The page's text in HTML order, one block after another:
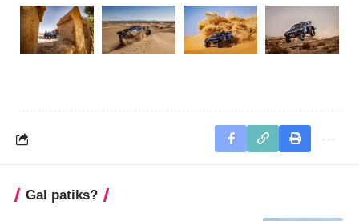
Gal patiks?